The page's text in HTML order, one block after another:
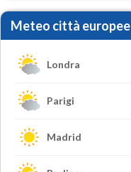
Meteo città europee
Londra
Parigi
Madrid